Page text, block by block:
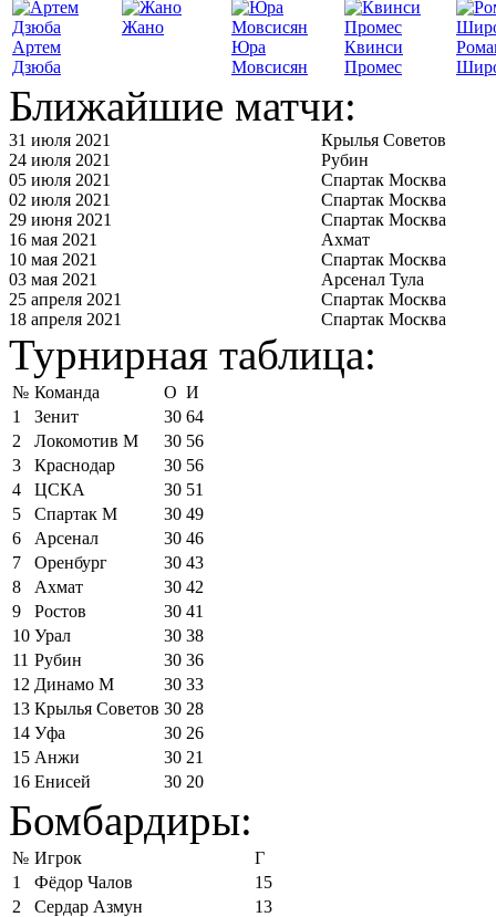
Артем
Дзюба
Жано
Юра
Мовсисян
Квинси
Промес
Ближайшие матчи:
31 июля 2021
Крылья Советов
24 июля 2021
Рубин
05 июля 2021
Спартак Москва
02 июля 2021
Спартак Москва
29 июня 2021
Спартак Москва
16 мая 2021
Ахмат
10 мая 2021
Спартак Москва
03 мая 2021
Арсенал Тула
25 апреля 2021
Спартак Москва
18 апреля 2021
Спартак Москва
Турнирная таблица:
№ Команда О И
1
Зенит 30 64
2
Локомотив М 30 56
3
Краснодар 30 56
4
ЦСКА 30 51
5
Спартак М 30 49
6
Арсенал 30 46
7
Оренбург 30 43
8
Ахмат 30 42
9
Ростов 30 41
10 Урал 30 38
11 Рубин 30 36
12 Динамо М 30 33
13 Крылья Советов 30 28
14 Уфа 30 26
15 Анжи 30 21
16 Енисей 30 20
Бомбардиры:
№ Игрок
Г
1
Фёдор Чалов
15
2
Сердар Азмун
13